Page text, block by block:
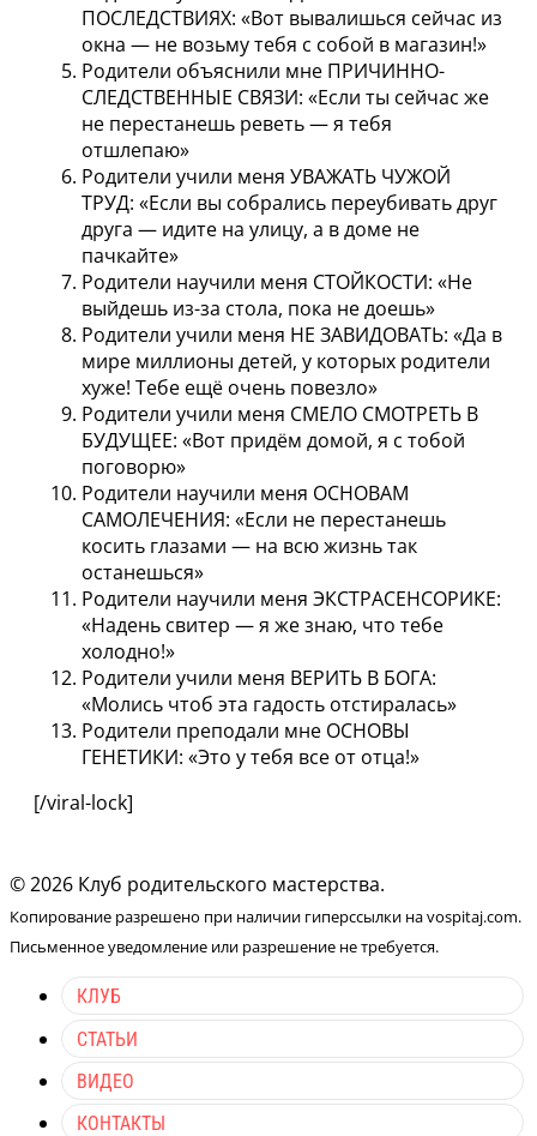
ПОСЛЕДСТВИЯХ: «Вот вывалишься сейчас из
окна — не возьму тебя с собой в магазин!»
Родители объяснили мне ПРИЧИННО-
СЛЕДСТВЕННЫЕ СВЯЗИ: «Если ты сейчас же
не перестанешь реветь — я тебя
отшлепаю»
Родители учили меня УВАЖАТЬ ЧУЖОЙ
ТРУД: «Если вы собрались переубивать друг
друга — идите на улицу, а в доме не
пачкайте»
Родители научили меня СТОЙКОСТИ: «Не
выйдешь из-за стола, пока не доешь»
Родители учили меня НЕ ЗАВИДОВАТЬ: «Да в
мире миллионы детей, у которых родители
хуже! Тебе ещё очень повезло»
Родители учили меня СМЕЛО СМОТРЕТЬ В
БУДУЩЕЕ: «Вот придём домой, я с тобой
поговорю»
Родители научили меня ОСНОВАМ
САМОЛЕЧЕНИЯ: «Если не перестанешь
косить глазами — на всю жизнь так
останешься»
Родители научили меня ЭКСТРАСЕНСОРИКЕ:
«Надень свитер — я же знаю, что тебе
холодно!»
Родители учили меня ВЕРИТЬ В БОГА:
«Молись чтоб эта гадость отстиралась»
Родители преподали мне ОСНОВЫ
ГЕНЕТИКИ: «Это у тебя все от отца!»
[/viral-lock]
© 2026 Клуб родительского мастерства.
Копирование разрешено при наличии гиперссылки на vospitaj.com.
Письменное уведомление или разрешение не требуется.
КЛУБ
СТАТЬИ
ВИДЕО
КОНТАКТЫ